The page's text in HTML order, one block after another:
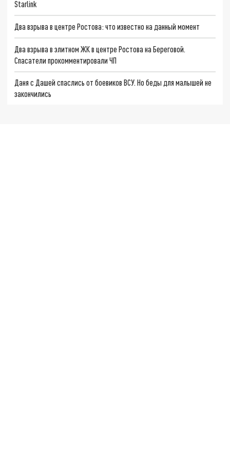
Starlink
Два взрыва в центре Ростова: что известно на данный момент
Два взрыва в элитном ЖК в центре Ростова на Береговой.
Спасатели прокомментировали ЧП
Даня с Дашей спаслись от боевиков ВСУ. Но беды для малышей не
закончились